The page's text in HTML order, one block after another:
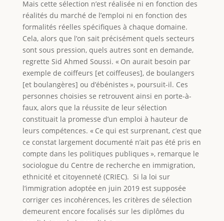
Mais cette sélection n’est réalisée ni en fonction des
réalités du marché de l’emploi ni en fonction des
formalités réelles spécifiques à chaque domaine.
Cela, alors que l’on sait précisément quels secteurs
sont sous pression, quels autres sont en demande,
regrette Sid Ahmed Soussi. « On aurait besoin par
exemple de coiffeurs [et coiffeuses], de boulangers
[et boulangères] ou d’ébénistes », poursuit-il. Ces
personnes choisies se retrouvent ainsi en porte-à-
faux, alors que la réussite de leur sélection
constituait la promesse d’un emploi à hauteur de
leurs compétences. « Ce qui est surprenant, c’est que
ce constat largement documenté n’ait pas été pris en
compte dans les politiques publiques », remarque le
sociologue du Centre de recherche en immigration,
ethnicité et citoyenneté (CRIEC). Si la loi sur
l’immigration adoptée en juin 2019 est supposée
corriger ces incohérences, les critères de sélection
demeurent encore focalisés sur les diplômes du